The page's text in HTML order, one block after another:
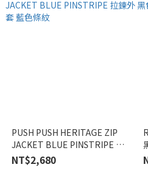
PUSH PUSH HERITAGE ZIP
JACKET BLUE PINSTRIPE 拉
鍊外套 藍色條紋
NT$2,680